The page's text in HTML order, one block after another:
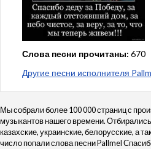
Слова песни прочитаны: 670
Другие песни исполнителя
Мы собрали более 100 000 страниц с
музыкантов нашего времени.
казахские, украинские, белорусские, а
число попали слова песни Pallmel